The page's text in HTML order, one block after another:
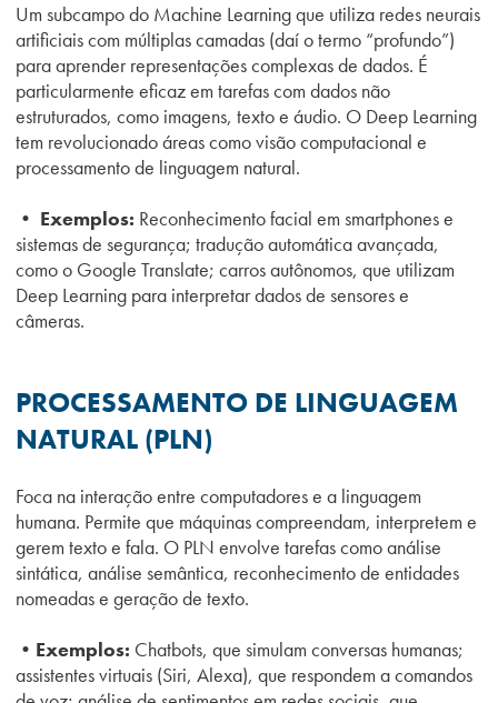
Um subcampo do Machine Learning que utiliza redes neurais
artificiais com múltiplas camadas (daí o termo “profundo”)
para aprender representações complexas de dados. É
particularmente eficaz em tarefas com dados não
estruturados, como imagens, texto e áudio. O Deep Learning
tem revolucionado áreas como visão computacional e
processamento de linguagem natural.
• Exemplos: Reconhecimento facial em smartphones e
sistemas de segurança; tradução automática avançada,
como o Google Translate; carros autônomos, que utilizam
Deep Learning para interpretar dados de sensores e
câmeras.
PROCESSAMENTO DE LINGUAGEM
NATURAL (PLN)
Foca na interação entre computadores e a linguagem
humana. Permite que máquinas compreendam, interpretem e
gerem texto e fala. O PLN envolve tarefas como análise
sintática, análise semântica, reconhecimento de entidades
nomeadas e geração de texto.
•Exemplos: Chatbots, que simulam conversas humanas;
assistentes virtuais (Siri, Alexa), que respondem a comandos